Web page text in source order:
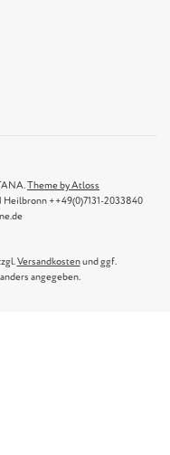
Theme by Atloss
Heilbronn ++49(0)7131-2033840
Versandkostenund ggf.
angegeben.